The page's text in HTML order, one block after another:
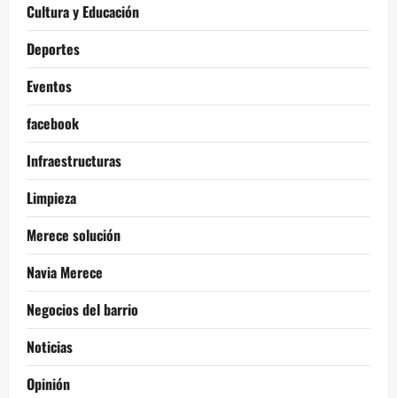
Cultura y Educación
Deportes
Eventos
facebook
Infraestructuras
Limpieza
Merece solución
Navia Merece
Negocios del barrio
Noticias
Opinión